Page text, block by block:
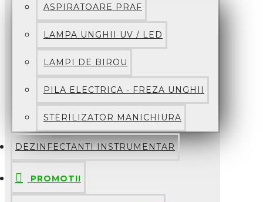
ASPIRATOARE PRAF
LAMPA UNGHII UV / LED
LAMPI DE BIROU
PILA ELECTRICA - FREZA UNGHII
STERILIZATOR MANICHIURA
DEZINFECTANTI INSTRUMENTAR
PROMOTII